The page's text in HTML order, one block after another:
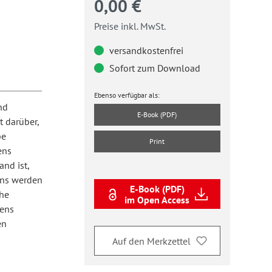
darüber,
ist,
werden
0,00 €
Preise inkl. MwSt.
versandkostenfrei
Sofort zum Download
Ebenso verfügbar als:
E-Book (PDF)
Print
E-Book (PDF)
im Open Access
Auf den Merkzettel